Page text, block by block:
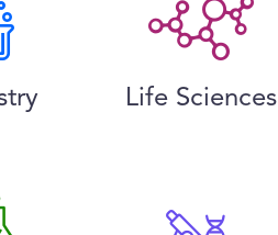
Life Sciences